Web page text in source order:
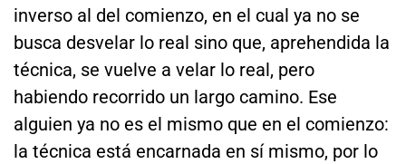
inverso al del comienzo, en el cual ya no se
busca desvelar lo real sino que, aprehendida la
técnica, se vuelve a velar lo real, pero
habiendo recorrido un largo camino. Ese
alguien ya no es el mismo que en el comienzo:
la técnica está encarnada en sí mismo, por lo